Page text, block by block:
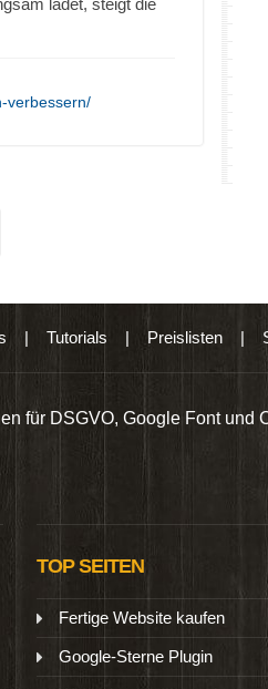
ladet, steigt die
verbessern/
| Tutorials | Preislisten|
für DSGVO, Google Font und
TOP SEITEN
Fertige Website kaufen
Google-Sterne Plugin